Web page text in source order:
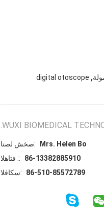
,
digital otoscope
WUXI BIOMEDICAL
اتصل شخص:
Mrs. Helen Bo
الهاتف ::
86-13382885910
الفاكس:
86-510-85572789